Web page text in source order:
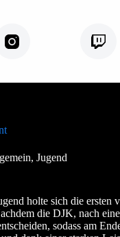
, Jugend
holte sich die
die DJK, nach
sodass am